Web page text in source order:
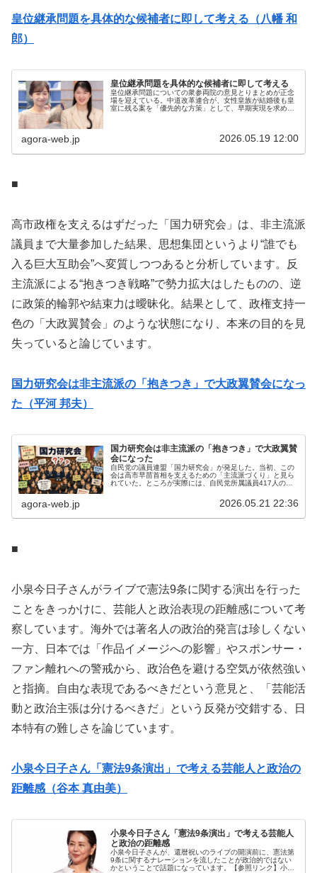
皇位継承問題を具体的な候補者に即して考える（八幡 和
郎）
皇位継承問題を具体的な候補者に即して考える
皇位継承問題についての衆参両院の意見とりまとめが正念
場を迎えている。中道改革連合が、女性皇族が結婚後も皇
室に残る案を「優先的な方策」として、早期実現を求める
agora-web.jp 2026.05.19 12:00
■
高市政権を支えるはずだった「国力研究会」は、非主流派
議員まで大量参加した結果、思想集団というより“誰でも
入る巨大互助会”へ変質しつつあると分析しています。反
主流派による“抱きつき戦略”で勢力拡大はしたものの、逆
に政策的輪郭や結束力は曖昧化。結果として、政権支持一
色の「大政翼賛会」のような状態になり、本来の目的を見
失っていると論じています。
国力研究会は非主流派の「抱きつき」で大政翼賛会になっ
た（平河 邦夫）
国力研究会は非主流派の「抱きつき」で大政翼賛
会になった
自民党の議員連盟「国力研究会」が発足した。当初、この
会は高市早苗首相を支えるための「主流派づくり」と見ら
れていた。ところが実際には、自民党所属議員417人のう
agora-web.jp 2026.05.21 22:36
■
小泉今日子さんがライブで憲法9条に関する演出を行った
ことをきっかけに、芸能人と政治表現の距離感について考
察しています。海外では著名人の政治的発言は珍しくない
一方、日本では「作品イメージへの影響」やスポンサー・
ファン離れへの警戒から、政治色を避ける空気が依然強い
と指摘。自由な表現であるべきだという意見と、「芸能活
動と政治主張は分けるべきだ」という反発が交錯する、日
本特有の難しさを論じています。
小泉今日子さん「憲法9条演出」で考える芸能人と政治の
距離感（谷本 真由美）
小泉今日子さん「憲法9条演出」で考える芸能人
と政治の距離感
小泉今日子さんが、還暦祝いのライブの開演前に、憲法第
9条に関するナレーションを流したことが政治的ではない
かということで話題になっています。【参照リンク】小泉